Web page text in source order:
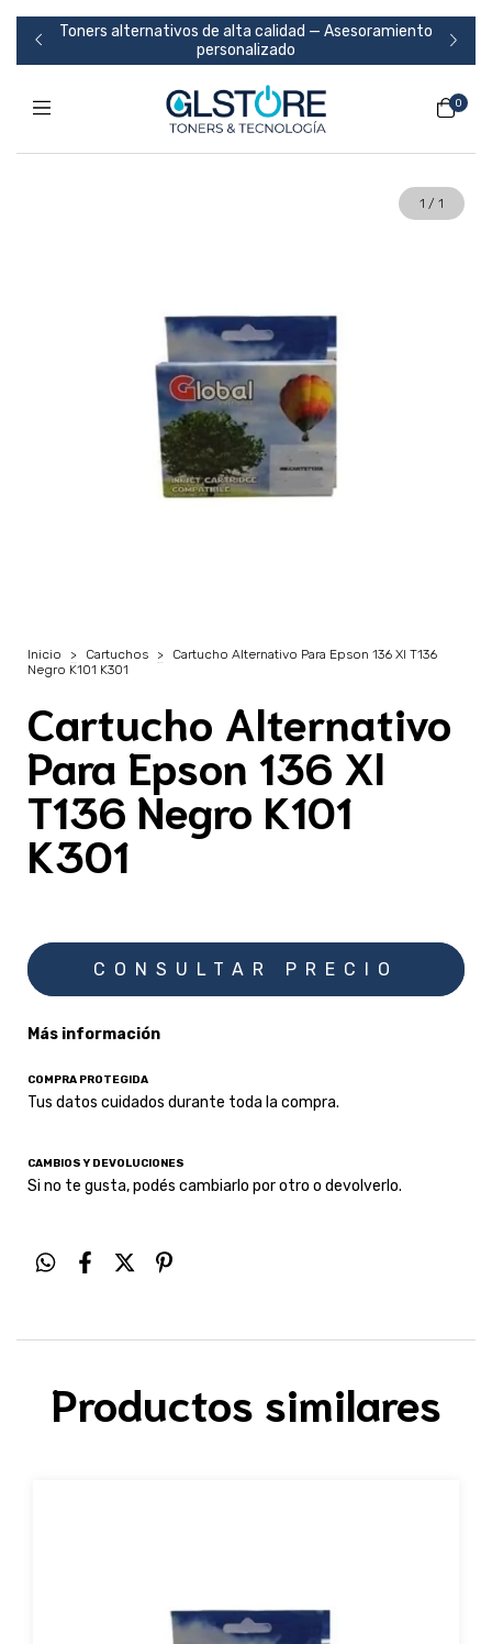
Toners alternativos de alta calidad — Asesoramiento
personalizado
0
1 / 1
Inicio > Cartuchos >
Cartucho Alternativo Para Epson 136 Xl T136
Negro K101 K301
Cartucho Alternativo
Para Epson 136 Xl
T136 Negro K101
K301
Más información
COMPRA PROTEGIDA
Tus datos cuidados durante toda la compra.
CAMBIOS Y DEVOLUCIONES
Si no te gusta, podés cambiarlo por otro o devolverlo.
Productos similares